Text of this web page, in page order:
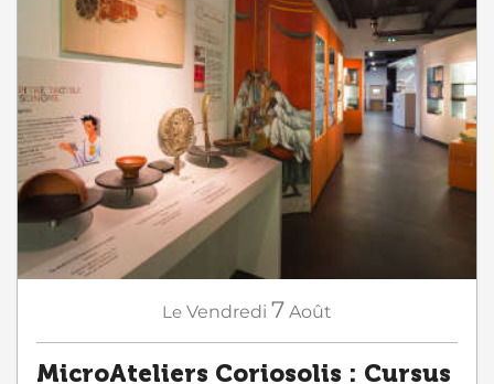
Le Vendredi 7 Août
MicroAteliers Coriosolis : Cursus